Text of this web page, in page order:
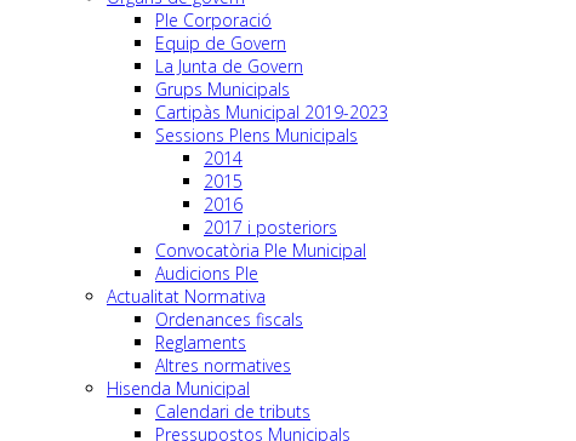
Ple Corporació
Equip de Govern
La Junta de Govern
Grups Municipals
Cartipàs Municipal 2019-2023
Sessions Plens Municipals
2014
2015
2016
2017 i posteriors
Convocatòria Ple Municipal
Audicions Ple
Actualitat Normativa
Ordenances fiscals
Reglaments
Altres normatives
Hisenda Municipal
Calendari de tributs
Pressupostos Municipals